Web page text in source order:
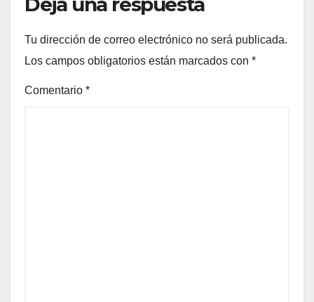
Tu dirección de correo electrónico no será publicada.
Los campos obligatorios están marcados con *
Comentario *